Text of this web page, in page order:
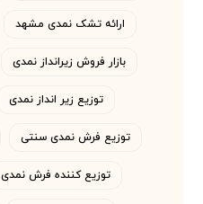
ارائه تشک نمدی مشهد
بازار فروش زیرانداز نمدی
توزیع زیر انداز نمدی
توزیع فرش نمدی سنتی
توزیع کننده فرش نمدی